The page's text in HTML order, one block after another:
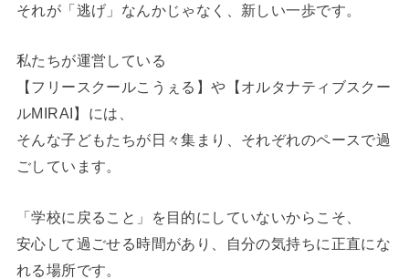
それが「逃げ」なんかじゃなく、新しい一歩です。
私たちが運営している
【フリースクールこうぇる】や【オルタナティブスクー
ルMIRAI】には、
そんな子どもたちが日々集まり、それぞれのペースで過
ごしています。
「学校に戻ること」を目的にしていないからこそ、
安心して過ごせる時間があり、自分の気持ちに正直にな
れる場所です。